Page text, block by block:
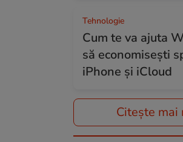
Tehnologie
Cum te va ajuta
să economisești
iPhone și iCloud
Citește mai